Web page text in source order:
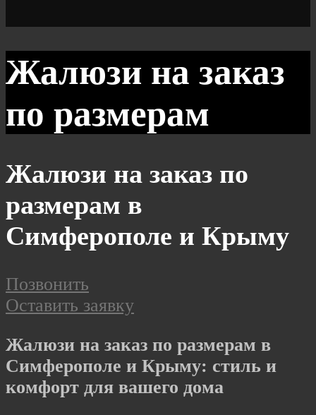
Жалюзи на заказ
по размерам
Жалюзи на заказ по
размерам в
Симферополе и Крыму
Позвонить
Оставить заявку
Жалюзи на заказ по размерам в
Симферополе и Крыму: стиль и
комфорт для вашего дома